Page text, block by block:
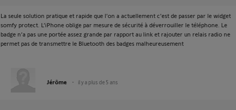
La seule solution pratique et rapide que l’on a actuellement c’est de passer par le widget
somfy protect. L’iPhone oblige par mesure de sécurité à déverrouiller le téléphone. Le
badge n’a pas une portée assez grande par rapport au link et rajouter un relais radio ne
permet pas de transmettre le Bluetooth des badges malheureusement
Jérôme il y a plus de 5 ans